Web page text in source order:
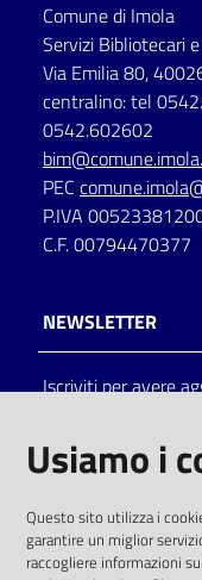
Catalogo
on line
Eventi
Chiedi al
Avvisi
Orari
Comune di Imola
Servizi Bibliotecari
Via Emilia 80,
centralino: tel
0542.602602
PEC
P.IVA
C.F. 00794470377
NEWSLETTER
Iscriviti per avere
solo alle condizioni
comunitaria 2003/
Usiamo i
Questo sito utilizza i
garantire un miglior
raccogliere informazioni